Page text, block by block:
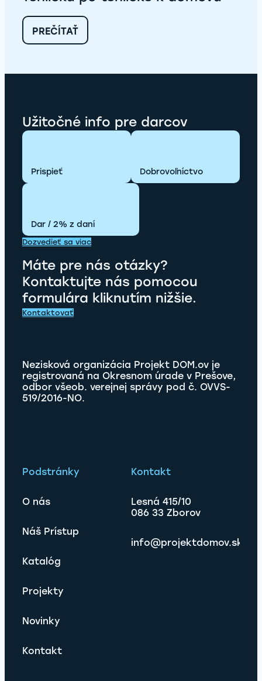
SPIŠ,
GEMER-
HONT,
PREČÍTAŤ:
TEHLIČKU
K
Užitočné info pre darcov
Prispieť Dobrovoľníctvo
Dar / 2% z daní
Dozvedieť sa viac
Máte pre nás otázky?
Kontaktujte nás pomocou
formulára kliknutím nižšie.
Kontaktovať
Nezisková organizácia Projekt DOM.ov je
registrovaná na Okresnom úrade v Prešove,
odbor všeob. verejnej správy pod č. OVVS-
519/2016-NO.
Podstránky
O nás
Náš Prístup
Katalóg
Projekty
Novinky
Kontakt
Kontakt
Lesná 415/10
086 33 Zborov
info@projektdomov.sk